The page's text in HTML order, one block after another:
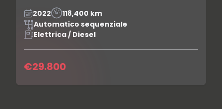
2022
118,400 km
Automatico sequenziale
Elettrica / Diesel
€29.800